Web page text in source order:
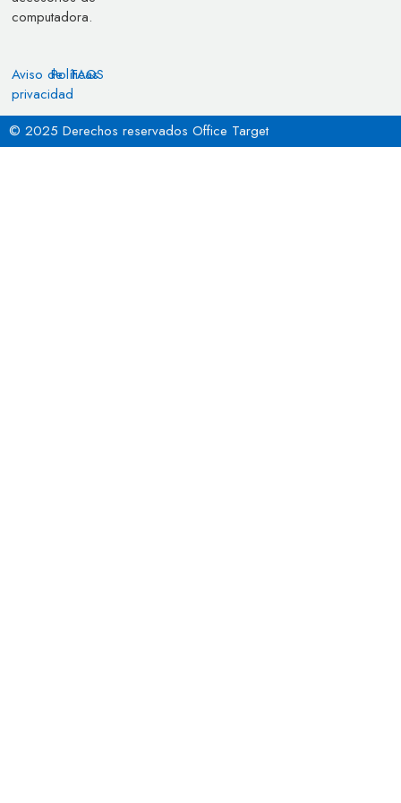
computadora.
Aviso de
privacidad
Políticas
FAQS
© 2025 Derechos reservados Office Target